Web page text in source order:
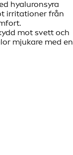
hyaluronsyra
irritationer från
mot svett och
mjukare med en